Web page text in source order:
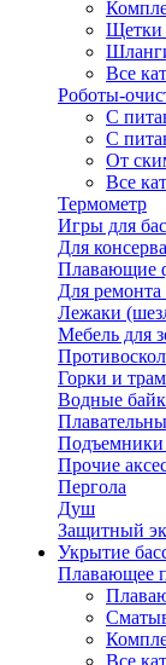
Щетки
Все
Роботы-
С
С
От
Все
Термометр
Игры для
Для
Плавающие
Для ремонта
Лежаки
Мебель для
Горки и
Водные
Подъемники
Прочие
Пергола
Душ
Защитный
Укрытие
Плавающее
Все